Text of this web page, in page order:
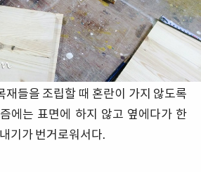
재들을 조립할 때 혼란이 가지 않도록
에는 표면에 하지 않고 옆에다가 한
기가 번거로워서다.